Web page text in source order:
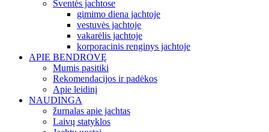
Šventės jachtose
gimimo diena jachtoje
vestuvės jachtoje
vakarėlis jachtoje
korporacinis renginys jachtoje
APIE BENDROVĘ
Mumis pasitiki
Rekomendacijos ir padėkos
Apie leidinį
NAUDINGA
žurnalas apie jachtas
Laivų statyklos